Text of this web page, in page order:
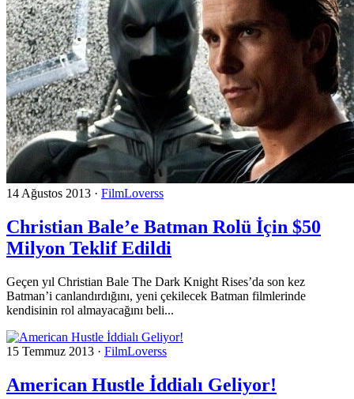
14 Ağustos 2013 · FilmLoverss
Christian Bale’e Batman Rolü İçin $50
Milyon Teklif Edildi
Geçen yıl Christian Bale The Dark Knight Rises’da son kez
Batman’i canlandırdığını, yeni çekilecek Batman filmlerinde
kendisinin rol almayacağını beli...
15 Temmuz 2013 · FilmLoverss
American Hustle İddialı Geliyor!